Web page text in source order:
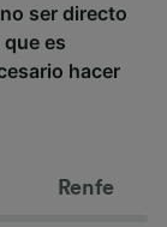
ser directo
es
hacer
Renfe